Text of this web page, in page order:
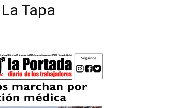
La Tapa